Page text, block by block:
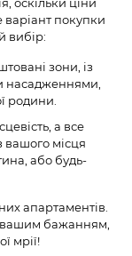
оскільки ціни
варіант покупки
вибір:
зони, із
насадженнями,
родини.
а все
вашого місця
або будь-
апартаментів.
вашим бажанням,
мрії!